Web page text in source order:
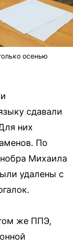
осенью
сдавали
них
По
Михаила
удалены с
же ППЭ,